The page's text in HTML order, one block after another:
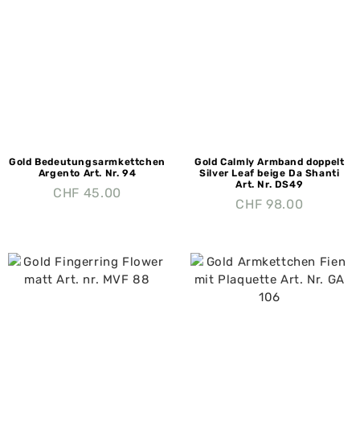
Gold Bedeutungsarmkettchen
Argento Art. Nr. 94
CHF 45.00
Gold Calmly Armband doppelt
Silver Leaf beige Da Shanti
Art. Nr. DS49
CHF 98.00